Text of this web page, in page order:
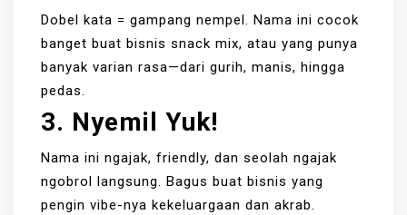
Dobel kata = gampang nempel. Nama ini cocok
banget buat bisnis snack mix, atau yang punya
banyak varian rasa—dari gurih, manis, hingga
pedas.
3. Nyemil Yuk!
Nama ini ngajak, friendly, dan seolah ngajak
ngobrol langsung. Bagus buat bisnis yang
pengin vibe-nya kekeluargaan dan akrab.